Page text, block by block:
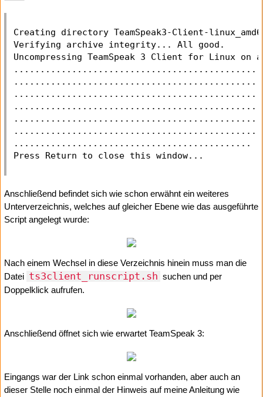
Creating directory TeamSpeak3-Client-
Verifying archive integrity... All good.
Uncompressing TeamSpeak 3 Client for
.............................................
Anschließend befindet sich wie schon erwähnt ein weiteres
Unterverzeichnis, welches auf gleicher Ebene wie das ausgeführte
Script angelegt wurde:
Nach einem Wechsel in diese Verzeichnis hinein muss man die
Datei ts3client_runscript.sh suchen und per
Doppelklick aufrufen.
Anschließend öffnet sich wie erwartet TeamSpeak 3:
Eingangs war der Link schon einmal vorhanden, aber auch an
dieser Stelle noch einmal der Hinweis auf meine Anleitung wie